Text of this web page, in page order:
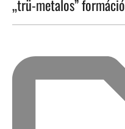
„trü-metalos” formáció